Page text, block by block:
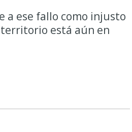
a ese fallo como injusto
está aún en